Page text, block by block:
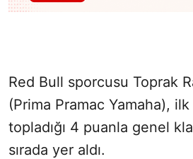
Red Bull sporcusu Toprak
(Prima Pramac Yamaha),
topladığı 4 puanla genel
sırada yer aldı.